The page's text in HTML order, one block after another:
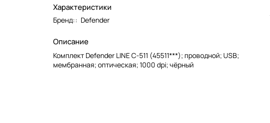
Характеристики
Бренд:: Defender
Описание
Комплект Defender LINE C-511 (45511***); проводной; USB;
мембранная; оптическая; 1000 dpi; чёрный